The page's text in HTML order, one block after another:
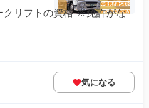
クリフトの資格 ※免許がな
気になる